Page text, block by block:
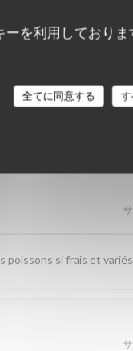
ーを利用しており
全てに同意する
顧客の評
poissons si frais et